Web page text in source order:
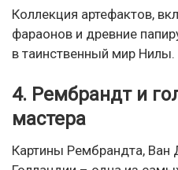
Коллекция артефактов,
фараонов и древние
в таинственный мир Нилы.
4. Рембрандт и
мастера
Картины Рембрандта, Ван